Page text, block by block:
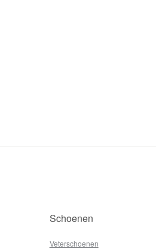
Schoenen
Veterschoenen